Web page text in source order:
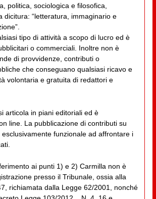
politica, sociologica e filosofica,
dicitura: “letteratura, immaginario e
tipo di attività a scopo di lucro ed è
o commerciali. Inoltre non è
di provvidenze, contributi o
che conseguano qualsiasi ricavo e
volontaria e gratuita di redattori e
articola in piani editoriali ed è
line. La pubblicazione di contributi su
funzionale ad affrontare i
ai punti 1) e 2) Carmilla non è
presso il Tribunale, ossia alla
richiamata dalla Legge 62/2001, nonché